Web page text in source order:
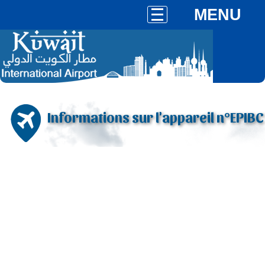
MENU
Informations sur l'appareil n°EPIBC